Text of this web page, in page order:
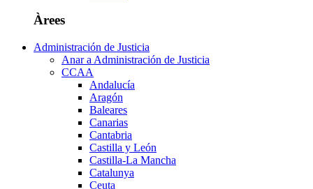
Àrees
Administración de Justicia
Anar a Administración de Justicia
CCAA
Andalucía
Aragón
Baleares
Canarias
Cantabria
Castilla y León
Castilla-La Mancha
Catalunya
Ceuta